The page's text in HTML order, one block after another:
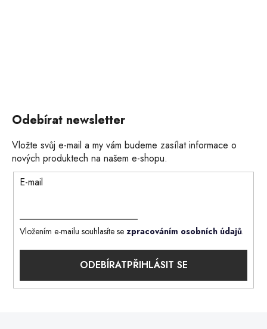
Odebírat newsletter
Vložte svůj e-mail a my vám budeme zasílat informace o
nových produktech na našem e-shopu.
E-mail
Vložením e-mailu souhlasíte se zpracováním osobních údajů.
PŘIHLÁSIT SE